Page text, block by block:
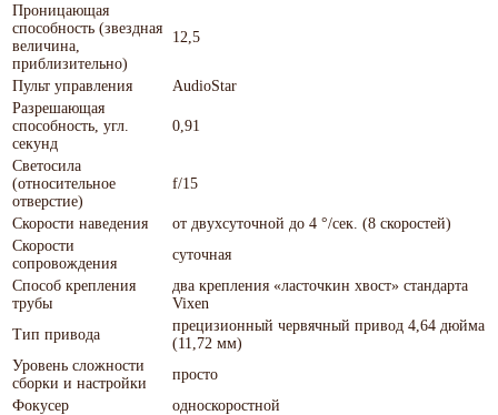
Проницающая
способность (звездная
величина,
приблизительно)
12,5
Пульт управления
AudioStar
Разрешающая
способность, угл.
секунд
0,91
Светосила
(относительное
отверстие)
f/15
Скорости наведения
от двухсуточной до 4 °/сек. (8 скоростей)
Скорости
сопровождения
суточная
Способ крепления
трубы
два крепления «ласточкин хвост» стандарта
Vixen
Тип привода
прецизионный червячный привод 4,64 дюйма
(11,72 мм)
Уровень сложности
сборки и настройки
просто
Фокусер
односкоростной